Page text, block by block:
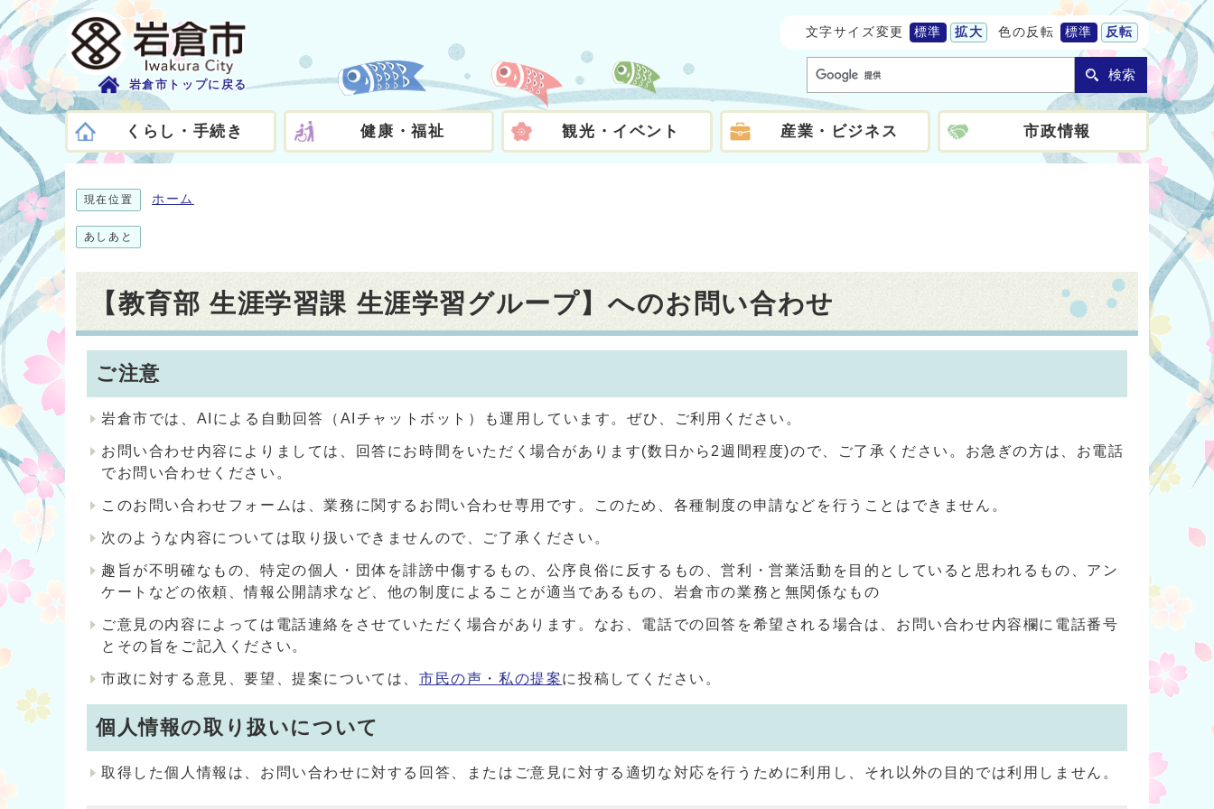
岩倉市トップに戻る
文字サイズ変更 標準 拡大 色の反転 標準 反転
検索
くらし・手続き 健康・福祉 観光・イベント 産業・ビジネス 市政情報
現在位置 ホーム
あしあと
【教育部 生涯学習課 生涯学習グループ】へのお問い合わせ
ご注意
岩倉市では、AIによる自動回答（AIチャットボット）も運用しています。ぜひ、ご利用ください。
お問い合わせ内容によりましては、回答にお時間をいただく場合があります(数日から2週間程度)ので、ご了承ください。お急ぎの方は、お電話
でお問い合わせください。
このお問い合わせフォームは、業務に関するお問い合わせ専用です。このため、各種制度の申請などを行うことはできません。
次のような内容については取り扱いできませんので、ご了承ください。
趣旨が不明確なもの、特定の個人・団体を誹謗中傷するもの、公序良俗に反するもの、営利・営業活動を目的としていると思われるもの、アン
ケートなどの依頼、情報公開請求など、他の制度によることが適当であるもの、岩倉市の業務と無関係なもの
ご意見の内容によっては電話連絡をさせていただく場合があります。なお、電話での回答を希望される場合は、お問い合わせ内容欄に電話番号
とその旨をご記入ください。
市政に対する意見、要望、提案については、 市民の声・私の提案に投稿してください。
個人情報の取り扱いについて
取得した個人情報は、お問い合わせに対する回答、またはご意見に対する適切な対応を行うために利用し、それ以外の目的では利用しません。